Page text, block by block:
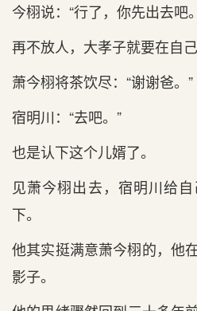
今栩说：“行‌了，你先出‌去吧
再不‌放人，大孝子就要在自己
萧今栩将茶饮尽：“谢谢爸。”
宿明川：“去吧。”
也是‌认下这个儿婿了。
见萧今栩出‌去，宿明川给
下。
他其实挺满意萧今栩的，他
影子。